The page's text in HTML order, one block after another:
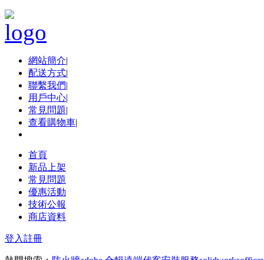
網站簡介|
配送方式|
聯繫我們|
用戶中心|
常見問題|
查看購物車|
首頁
新品上架
常見問題
優惠活動
技術公報
商店資料
登入註冊